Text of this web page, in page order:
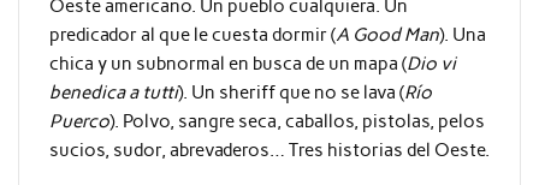
Oeste americano. Un pueblo cualquiera. Un
predicador al que le cuesta dormir (A Good Man). Una
chica y un subnormal en busca de un mapa (Dio vi
benedica a tutti). Un sheriff que no se lava (Río
Puerco). Polvo, sangre seca, caballos, pistolas, pelos
sucios, sudor, abrevaderos… Tres historias del Oeste.